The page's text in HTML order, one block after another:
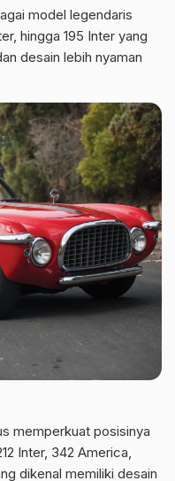
model legendaris
hingga 195 Inter yang
desain lebih nyaman
memperkuat posisinya
Inter, 342 America,
dikenal memiliki desain